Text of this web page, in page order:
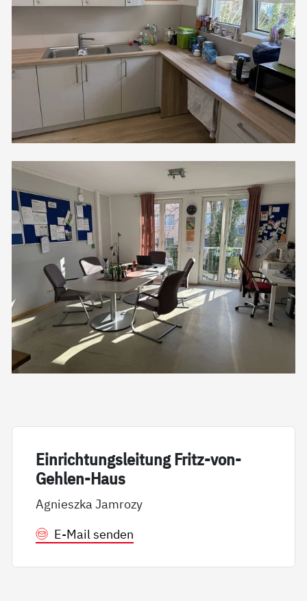
Ein­rich­tungs­lei­tung Fritz-von-
Geh­len-Haus
Agnieszka Jamrozy
E-Mail senden